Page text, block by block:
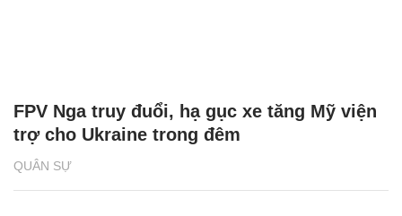
QUÂN SỰ
FPV Nga truy đuổi, hạ gục xe tăng Mỹ viện
trợ cho Ukraine trong đêm